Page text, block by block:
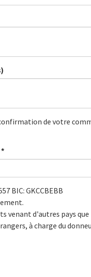
de votre
*
BIC: GKCCBEBB
venant d'autres pays
à charge du